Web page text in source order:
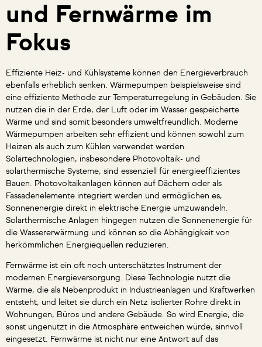
und Fernwärme im
Fokus
Effiziente Heiz- und Kühlsysteme können den Energieverbrauch
ebenfalls erheblich senken. Wärmepumpen beispielsweise sind
eine effiziente Methode zur Temperaturregelung in Gebäuden. Sie
nutzen die in der Erde, der Luft oder im Wasser gespeicherte
Wärme und sind somit besonders umweltfreundlich. Moderne
Wärmepumpen arbeiten sehr effizient und können sowohl zum
Heizen als auch zum Kühlen verwendet werden.
Solartechnologien, insbesondere Photovoltaik- und
solarthermische Systeme, sind essenziell für energieeffizientes
Bauen. Photovoltaikanlagen können auf Dächern oder als
Fassadenelemente integriert werden und ermöglichen es,
Sonnenenergie direkt in elektrische Energie umzuwandeln.
Solarthermische Anlagen hingegen nutzen die Sonnenenergie für
die Wassererwärmung und können so die Abhängigkeit von
herkömmlichen Energiequellen reduzieren.
Fernwärme ist ein oft noch unterschätztes Instrument der
modernen Energieversorgung. Diese Technologie nutzt die
Wärme, die als Nebenprodukt in Industrieanlagen und Kraftwerken
entsteht, und leitet sie durch ein Netz isolierter Rohre direkt in
Wohnungen, Büros und andere Gebäude. So wird Energie, die
sonst ungenutzt in die Atmosphäre entweichen würde, sinnvoll
eingesetzt. Fernwärme ist nicht nur eine Antwort auf das